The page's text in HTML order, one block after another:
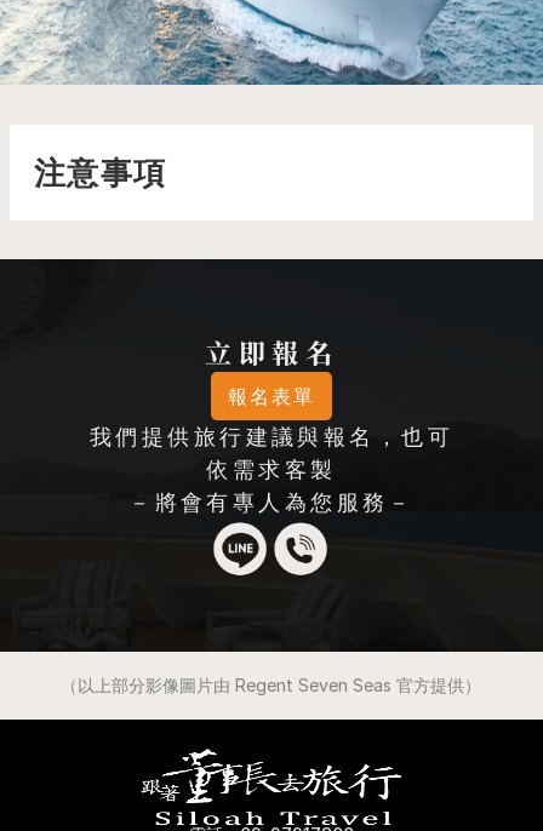
了解更多
注意事項
立即報名
報名表單
我們提供旅行建議與報名，也可
依需求客製
－將會有專人為您服務－
（以上部分影像圖片由 Regent Seven Seas 官方提供）